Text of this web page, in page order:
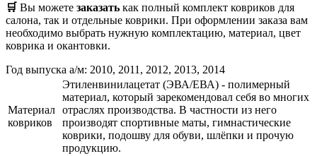
🛒 Вы можете заказать как полный комплект ковриков для
салона, так и отдельные коврики. При оформлении заказа вам
необходимо выбрать нужную комплектацию, материал, цвет
коврика и окантовки.
Год выпуска а/м: 2010, 2011, 2012, 2013, 2014
Материал
ковриков
Этиленвинилацетат (ЭВА/ЕВА) - полимерный
материал, который зарекомендовал себя во многих
отраслях производства. В частности из него
производят спортивные маты, гимнастические
коврики, подошву для обуви, шлёпки и прочую
продукцию.